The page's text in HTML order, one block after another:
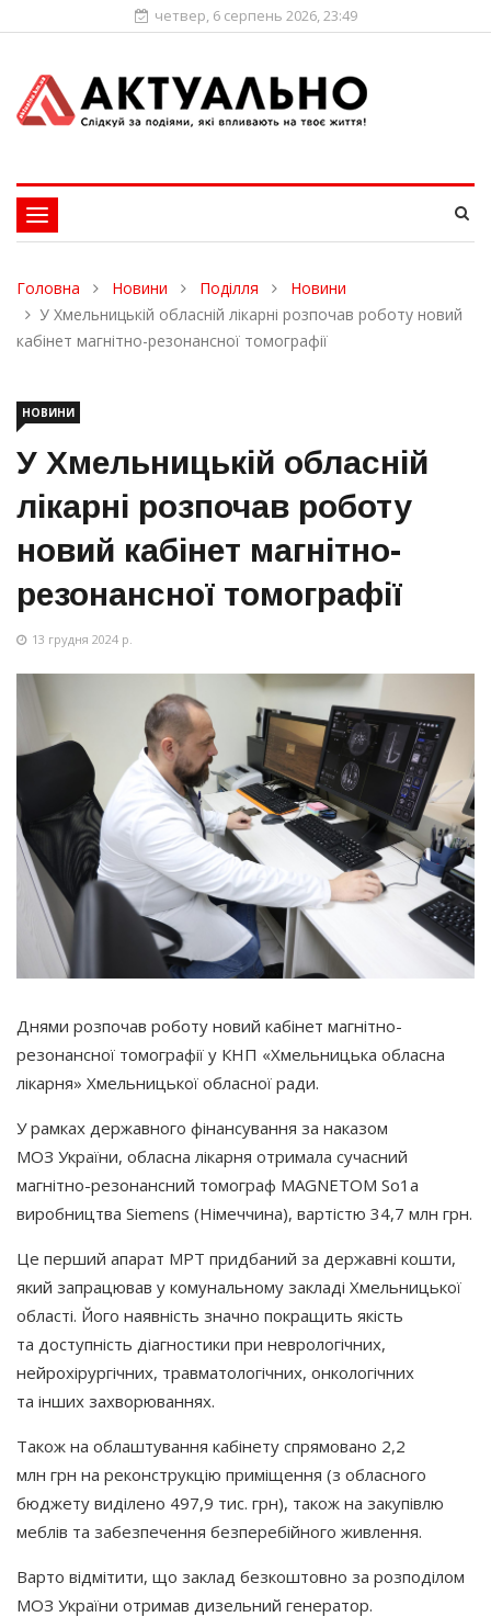
четвер, 6 серпень 2026, 23:49
Toggle
navigation
Головна Новини Поділля
Новини
У Хмельницькій обласній лікарні розпочав роботу новий
кабінет магнітно-резонансної томографії
НОВИНИ
У Хмельницькій обласній
лікарні розпочав роботу
новий кабінет магнітно-
резонансної томографії
13 грудня 2024 р.
Днями розпочав роботу новий кабінет магнітно-
резонансної томографії у КНП «Хмельницька обласна
лікарня» Хмельницької обласної ради.
У рамках державного фінансування за наказом
МОЗ України, обласна лікарня отримала сучасний
магнітно-резонансний томограф MAGNETOM Sо1а
виробництва Siemens (Німеччина), вартістю 34,7 млн грн.
Це перший апарат МРТ придбаний за державні кошти,
який запрацював у комунальному закладі Хмельницької
області. Його наявність значно покращить якість
та доступність діагностики при неврологічних,
нейрохірургічних, травматологічних, онкологічних
та інших захворюваннях.
Також на облаштування кабінету спрямовано 2,2
млн грн на реконструкцію приміщення (з обласного
бюджету виділено 497,9 тис. грн), також на закупівлю
меблів та забезпечення безперебійного живлення.
Варто відмітити, що заклад безкоштовно за розподілом
МОЗ України отримав дизельний генератор.